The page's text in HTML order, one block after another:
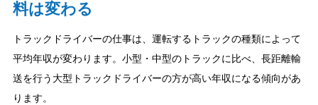
料は変わる
トラックドライバーの仕事は、運転するトラックの種類によって
平均年収が変わります。小型・中型のトラックに比べ、長距離輸
送を行う大型トラックドライバーの方が高い年収になる傾向があ
ります。